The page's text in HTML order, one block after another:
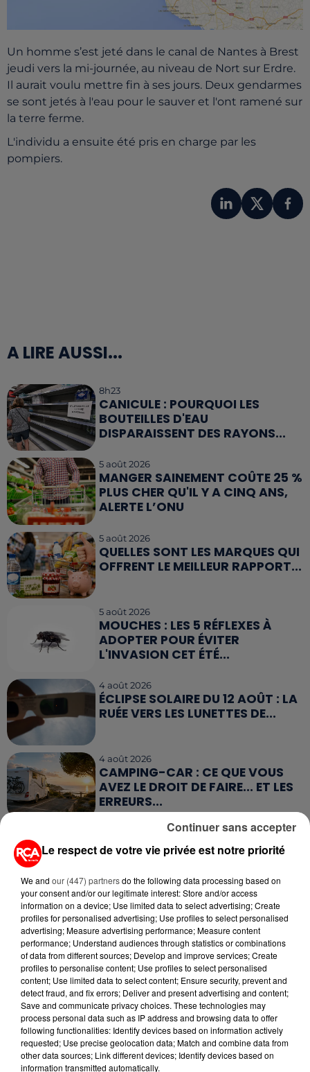
Un homme s’est jeté dans le canal de Nantes à Brest
jeudi vers la mi-journée, au niveau de Nort sur Erdre.
Il aurait voulu mettre fin à ses jours. Deux gendarmes
se sont jetés à l'eau pour le sauver et l'ont ramené sur
la terre ferme.
L'individu a ensuite été pris en charge par les
pompiers.
A LIRE AUSSI...
8h23
CANICULE : POURQUOI LES
BOUTEILLES D'EAU
DISPARAISSENT DES RAYONS...
5 août 2026
MANGER SAINEMENT COÛTE 25 %
PLUS CHER QU'IL Y A CINQ ANS,
ALERTE L’ONU
5 août 2026
QUELLES SONT LES MARQUES QUI
OFFRENT LE MEILLEUR RAPPORT...
5 août 2026
MOUCHES : LES 5 RÉFLEXES À
ADOPTER POUR ÉVITER
L'INVASION CET ÉTÉ...
4 août 2026
ÉCLIPSE SOLAIRE DU 12 AOÛT : LA
RUÉE VERS LES LUNETTES DE...
4 août 2026
CAMPING-CAR : CE QUE VOUS
AVEZ LE DROIT DE FAIRE... ET LES
ERREURS...
RETROUVEZ TOUTE L'ACTU DE LA RÉGION ET
RECEVEZ LES ALERTES INFOS DE LA RÉDACTION
EN TÉLÉCHARGEANT L'APPLICATION MOBILE
RCA
LA RÉDACTION
RCA
Voir toute l'équipe RCA
DIMITRI COUTAND
Le respect de votre vie privée est notre priorité
We and our (447) partnersdo the following data processing based on
your consent and/or our legitimate interest: Store and/or access
information on a device; Use limited data to select advertising; Create
profiles for personalised advertising; Use profiles to select personalised
advertising; Measure advertising performance; Measure content
performance; Understand audiences through statistics or combinations
of data from different sources; Develop and improve services; Create
profiles to personalise content; Use profiles to select personalised
content; Use limited data to select content; Ensure security, prevent and
detect fraud, and fix errors; Deliver and present advertising and content;
Save and communicate privacy choices. These technologies may
process personal data such as IP address and browsing data to offer
following functionalities: Identify devices based on information actively
requested; Use precise geolocation data; Match and combine data from
other data sources; Link different devices; Identify devices based on
information transmitted automatically.
Continuer sans accepter